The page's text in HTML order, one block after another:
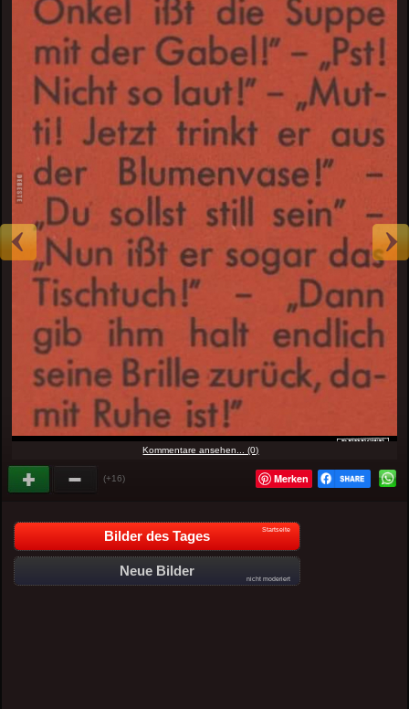
Kommentare ansehen... (0)
(+16) Merken
Bilder des Tages Startseite
Neue Bilder
nicht moderiert